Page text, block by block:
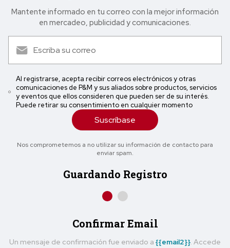
Mantente informado en tu correo con la mejor in formación
en mercadeo, publicidad y comunicaciones.
Al registrarse, acepta recibir correos electrónicos y otras
comunicaciones de P&M y sus aliados sobre productos, servicios
y eventos que ellos consideren que pueden ser de su interés.
Puede retirar su consentimiento en cualquier momento
Suscríbase
Nos comprometemos a no utilizar su información de contacto para
enviar spam.
Guardando Registro
Confirmar Email
Un mensaje de confirmación fue enviado a {{email2}}. Accede